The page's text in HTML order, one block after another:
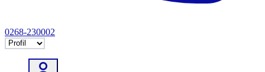
0268-230002
Selectează tab